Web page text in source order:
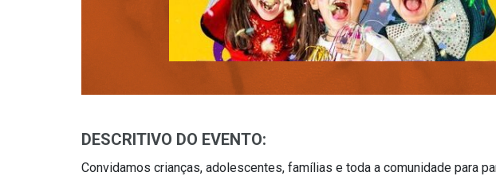
DESCRITIVO DO EVENTO:
Convidamos crianças, adolescentes, famílias e toda a comunidade para